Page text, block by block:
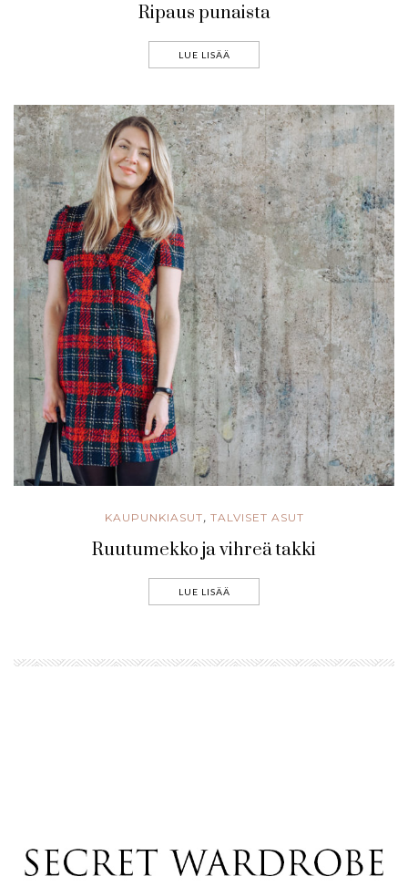
Ripaus punaista
LUE LISÄÄ
KAUPUNKIASUT, TALVISET ASUT
Ruutumekko ja vihreä takki
LUE LISÄÄ